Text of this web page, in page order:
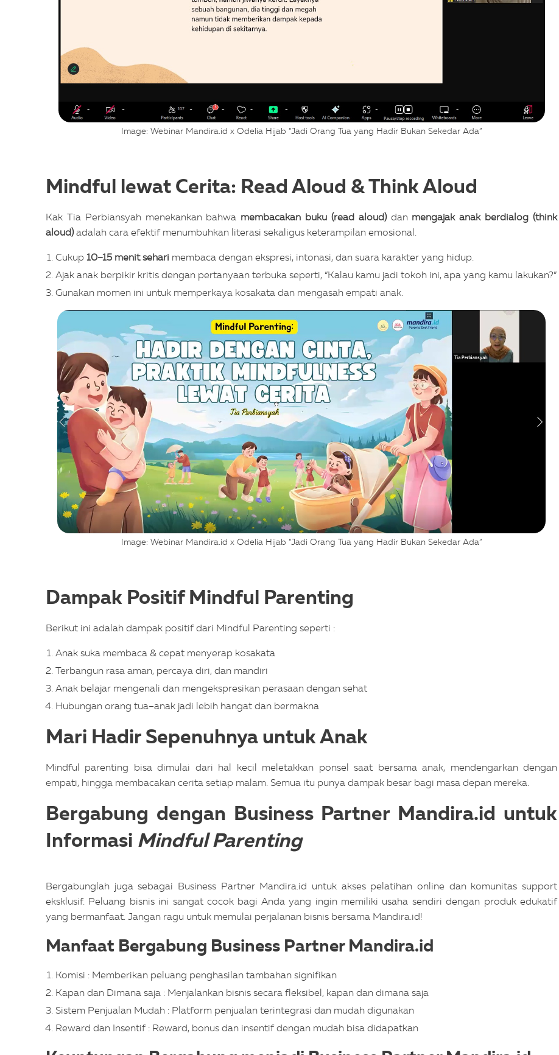
Image: Webinar Mandira.id x Odelia Hijab “Jadi Orang Tua yang Hadir Bukan Sekedar Ada”
Mindful lewat Cerita: Read Aloud & Think Aloud
Kak Tia Perbiansyah menekankan bahwa membacakan buku (read aloud)dan mengajak anak berdialog (think
aloud)adalah cara efektif menumbuhkan literasi sekaligus keterampilan emosional.
Cukup 10–15 menit sehari membaca dengan ekspresi, intonasi, dan suara karakter yang hidup.
Ajak anak berpikir kritis dengan pertanyaan terbuka seperti, “Kalau kamu jadi tokoh ini, apa yang kamu lakukan?”
Gunakan momen ini untuk memperkaya kosakata dan mengasah empati anak.
Image: Webinar Mandira.id x Odelia Hijab “Jadi Orang Tua yang Hadir Bukan Sekedar Ada”
Dampak Positif Mindful Parenting
Berikut ini adalah dampak positif dari Mindful Parenting seperti :
Anak suka membaca & cepat menyerap kosakata
Terbangun rasa aman, percaya diri, dan mandiri
Anak belajar mengenali dan mengekspresikan perasaan dengan sehat
Hubungan orang tua–anak jadi lebih hangat dan bermakna
Mari Hadir Sepenuhnya untuk Anak
Mindful parenting bisa dimulai dari hal kecil meletakkan ponsel saat bersama anak, mendengarkan dengan
empati, hingga membacakan cerita setiap malam. Semua itu punya dampak besar bagi masa depan mereka.
Bergabung dengan Business Partner Mandira.id untuk
Informasi Mindful Parenting
Bergabunglah juga sebagai Business Partner Mandira.id untuk akses pelatihan online dan komunitas support
eksklusif. Peluang bisnis ini sangat cocok bagi Anda yang ingin memiliki usaha sendiri dengan produk edukatif
yang bermanfaat. Jangan ragu untuk memulai perjalanan bisnis bersama Mandira.id!
Manfaat Bergabung Business Partner Mandira.id
Komisi : Memberikan peluang penghasilan tambahan signifikan
Kapan dan Dimana saja : Menjalankan bisnis secara fleksibel, kapan dan dimana saja
Sistem Penjualan Mudah : Platform penjualan terintegrasi dan mudah digunakan
Reward dan Insentif : Reward, bonus dan insentif dengan mudah bisa didapatkan